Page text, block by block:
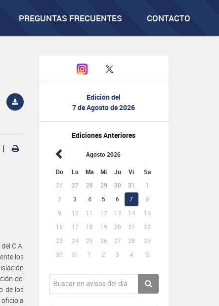
PREGUNTAS FRECUENTES CONTACTO
Edición del
7 de Agosto de 2026
Ediciones Anteriores
Agosto 2026
Do Lu Ma Mi Ju Vi Sa
26 27 28 29 30 31
1
2
3 4 5 6 7
8
9
10 11 12 13 14
15
16
17 18 19 20 21
22
23
24 25 26 27 28
29
30
31 1 2 3 4 5
|
C.A.
los
del
de los
a